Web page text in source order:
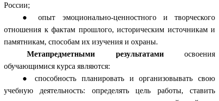
России;
опыт эмоционально-ценностного и творческого
отношения к фактам прошлого, историческим источникам и
памятникам, способам их изучения и охраны.
Метапредметными результатамиосвоения
обучающимися курса являются:
способность планировать и организовывать свою
учебную деятельность: определять цель работы, ставить